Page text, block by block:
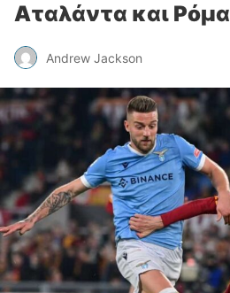
Αταλάντα και Ρόμα
Andrew Jackson